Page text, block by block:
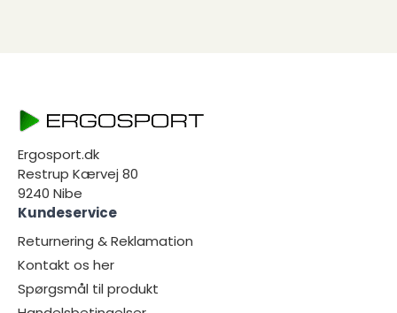
Ergosport.dk
Restrup Kærvej 80
9240 Nibe
Kundeservice
Returnering & Reklamation
Kontakt os her
Spørgsmål til produkt